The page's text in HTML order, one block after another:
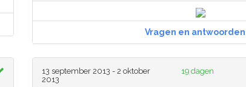
Vragen en antwoorden
13 september 2013 - 2 oktober
2013
19 dagen